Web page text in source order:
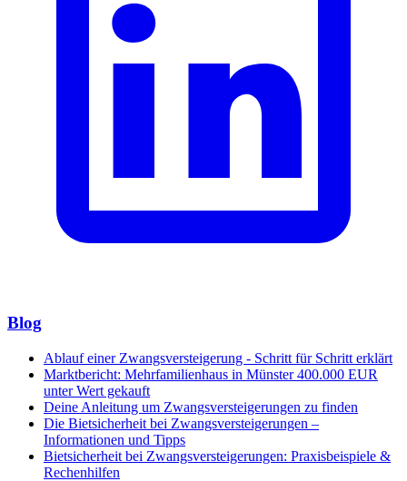
Blog
Ablauf einer Zwangsversteigerung - Schritt für Schritt erklärt
Marktbericht: Mehrfamilienhaus in Münster 400.000 EUR
unter Wert gekauft
Deine Anleitung um Zwangsversteigerungen zu finden
Die Bietsicherheit bei Zwangsversteigerungen –
Informationen und Tipps
Bietsicherheit bei Zwangsversteigerungen: Praxisbeispiele &
Rechenhilfen